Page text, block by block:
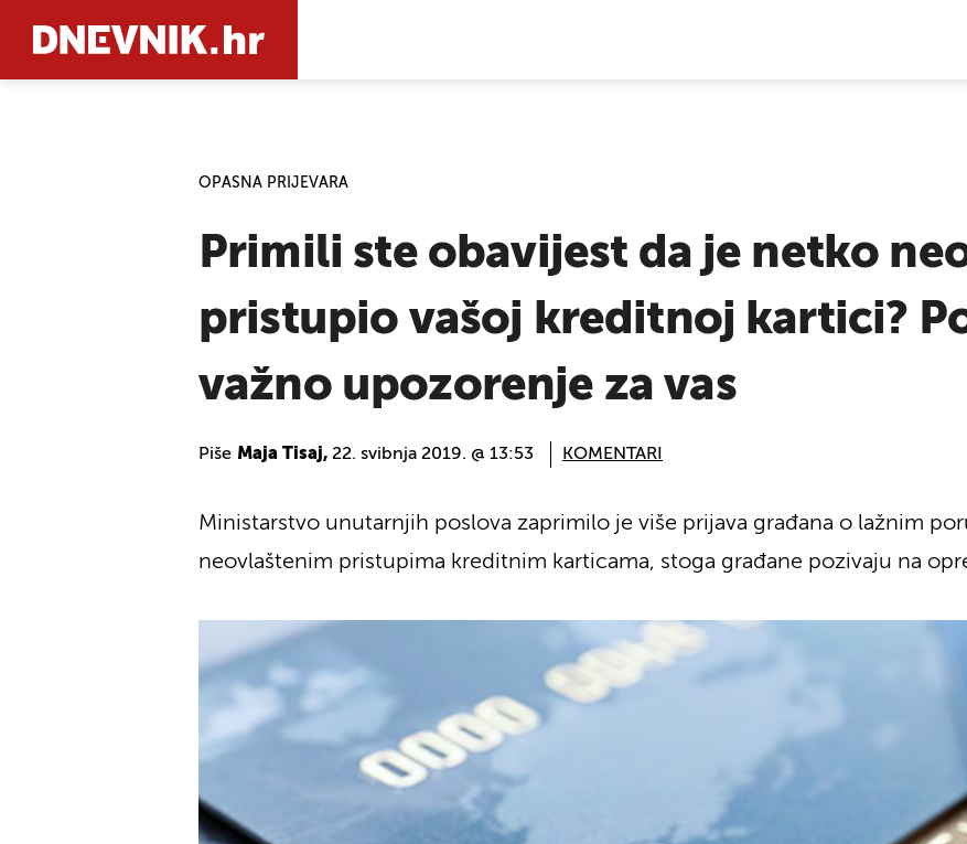
OPASNA PRIJEVARA
Primili ste obavijest da je netko
pristupio vašoj kreditnoj kartici?
važno upozorenje za vas
Piše Maja Tisaj, 22. svibnja 2019. @ 13:53 KOMENTARI
Ministarstvo unutarnjih poslova zaprimilo je više prijava građana o lažnim
neovlaštenim pristupima kreditnim karticama, stoga građane pozivaju na